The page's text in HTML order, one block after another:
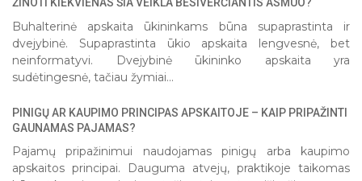
Buhalterinė apskaita ūkininkams būna supaprastinta ir
dvejybinė. Supaprastinta ūkio apskaita lengvesnė, bet
neinformatyvi. Dvejybinė ūkininko apskaita yra
sudėtingesnė, tačiau žymiai...
PINIGŲ AR KAUPIMO PRINCIPAS APSKAITOJE – KAIP PRIPAŽINTI
GAUNAMAS PAJAMAS?
Pajamų pripažinimui naudojamas pinigų arba kaupimo
apskaitos principai. Dauguma atvejų, praktikoje taikomas